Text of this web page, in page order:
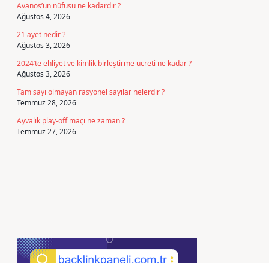
Avanos’un nüfusu ne kadardır ?
Ağustos 4, 2026
21 ayet nedir ?
Ağustos 3, 2026
2024’te ehliyet ve kimlik birleştirme ücreti ne kadar ?
Ağustos 3, 2026
Tam sayı olmayan rasyonel sayılar nelerdir ?
Temmuz 28, 2026
Ayvalık play-off maçı ne zaman ?
Temmuz 27, 2026